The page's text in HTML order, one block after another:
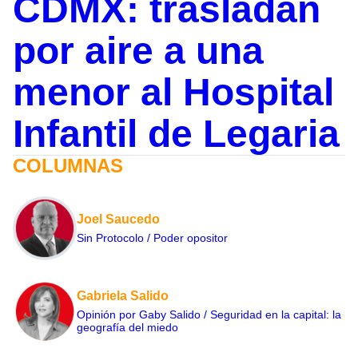
CDMX: trasladan
por aire a una
menor al Hospital
Infantil de Legaria
COLUMNAS
Joel Saucedo
Sin Protocolo / Poder opositor
Gabriela Salido
Opinión por Gaby Salido / Seguridad en la capital: la
geografía del miedo